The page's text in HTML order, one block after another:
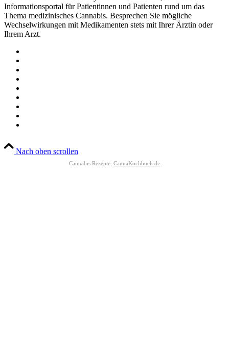
Informationsportal für Patientinnen und Patienten rund um das
Thema medizinisches Cannabis. Besprechen Sie mögliche
Wechselwirkungen mit Medikamenten stets mit Ihrer Ärztin oder
Ihrem Arzt.
Nach oben scrollen
Cannabis Rezepte: CannaKochbuch.de